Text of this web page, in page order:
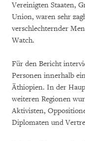
Vereinigten Staaten,
Union, waren sehr
verschlechternder
Watch.
Für den Bericht
Personen innerhalb
Äthiopien. In der
weiteren Regionen
Aktivisten,
Diplomaten und